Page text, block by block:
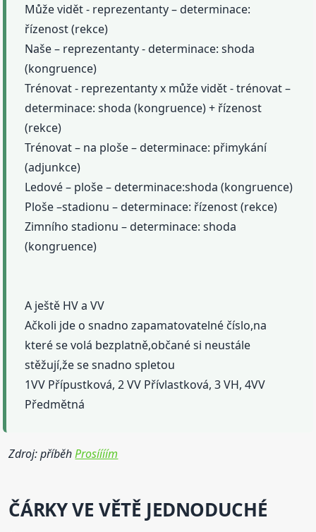
Může vidět - reprezentanty – determinace:
řízenost (rekce)
Naše – reprezentanty - determinace: shoda
(kongruence)
Trénovat - reprezentanty x může vidět - trénovat –
determinace: shoda (kongruence) + řízenost
(rekce)
Trénovat – na ploše – determinace: přimykání
(adjunkce)
Ledové – ploše – determinace:shoda (kongruence)
Ploše –stadionu – determinace: řízenost (rekce)
Zimního stadionu – determinace: shoda
(kongruence)
A ještě HV a VV
Ačkoli jde o snadno zapamatovatelné číslo,na
které se volá bezplatně,občané si neustále
stěžují,že se snadno spletou
1VV Přípustková, 2 VV Přívlastková, 3 VH, 4VV
Předmětná
Zdroj: příběhProsíííím
ČÁRKY VE VĚTĚ JEDNODUCHÉ